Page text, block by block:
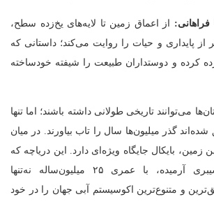
فراهانی: از اعماق زمین تا لایه‌های یخ‌زده‌ سطح،
از پایداری و حیات را روایت می‌کند؛ داستانی که
کرده و دوستداران طبیعت را شیفته خودساخته
می‌توانند تاریخی طولانی داشته باشند؛ اما تنها
گذر میلیون‌ها سال را تاب بیاورند. در میان
بایکال جایگاه ویژه‌ای دارد. این دریاچه که
در جنوب شرقی سیبری آرمیده، با عمری ۲۵ میلیون‌ساله نه‌تنها
و متنوع‌ترین اکوسیستم آبی جهان را در خود